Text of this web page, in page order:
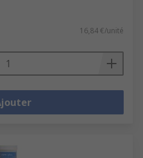
16,84 €/unité